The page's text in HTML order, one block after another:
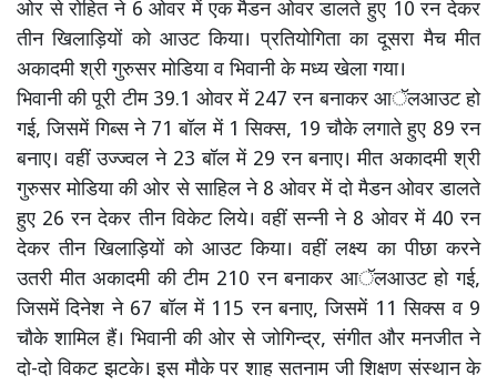
ओर से रोहित ने 6 ओवर में एक मैडन ओवर डालते हुए 10 रन देकर
तीन खिलाड़ियों को आउट किया। प्रतियोगिता का दूसरा मैच मीत
अकादमी श्री गुरुसर मोडिया व भिवानी के मध्य खेला गया।
भिवानी की पूरी टीम 39.1 ओवर में 247 रन बनाकर आॅलआउट हो
गई, जिसमें गिब्स ने 71 बॉल में 1 सिक्स, 19 चौके लगाते हुए 89 रन
बनाए। वहीं उज्ज्वल ने 23 बॉल में 29 रन बनाए। मीत अकादमी श्री
गुरुसर मोडिया की ओर से साहिल ने 8 ओवर में दो मैडन ओवर डालते
हुए 26 रन देकर तीन विकेट लिये। वहीं सन्नी ने 8 ओवर में 40 रन
देकर तीन खिलाड़ियों को आउट किया। वहीं लक्ष्य का पीछा करने
उतरी मीत अकादमी की टीम 210 रन बनाकर आॅलआउट हो गई,
जिसमें दिनेश ने 67 बॉल में 115 रन बनाए, जिसमें 11 सिक्स व 9
चौके शामिल हैं। भिवानी की ओर से जोगिन्द्र, संगीत और मनजीत ने
दो-दो विकट झटके। इस मौके पर शाह सतनाम जी शिक्षण संस्थान के